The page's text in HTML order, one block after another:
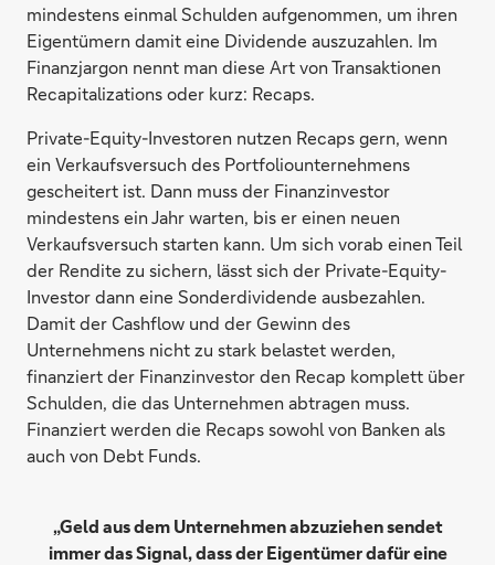
mindestens einmal Schulden aufgenommen, um ihren
Eigentümern damit eine Dividende auszuzahlen. Im
Finanzjargon nennt man diese Art von Transaktionen
Recapitalizations oder kurz: Recaps.
Private-Equity-Investoren nutzen Recaps gern, wenn
ein Verkaufsversuch des Portfoliounternehmens
gescheitert ist. Dann muss der Finanzinvestor
mindestens ein Jahr warten, bis er einen neuen
Verkaufsversuch starten kann. Um sich vorab einen Teil
der Rendite zu sichern, lässt sich der Private-Equity-
Investor dann eine Sonderdividende ausbezahlen.
Damit der Cashflow und der Gewinn des
Unternehmens nicht zu stark belastet werden,
finanziert der Finanzinvestor den Recap komplett über
Schulden, die das Unternehmen abtragen muss.
Finanziert werden die Recaps sowohl von Banken als
auch von Debt Funds.
„Geld aus dem Unternehmen abzuziehen sendet
immer das Signal, dass der Eigentümer dafür eine